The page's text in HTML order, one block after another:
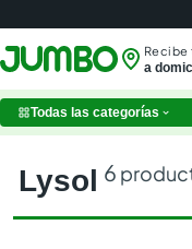
Recibe
a
Todas las categorías
lysol 6